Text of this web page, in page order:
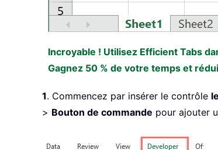
Incroyable ! Utilisez Efficient Tabs
Gagnez 50 % de votre temps et
1. Commencez par insérer le contrôle
> Bouton de commande pour ajouter